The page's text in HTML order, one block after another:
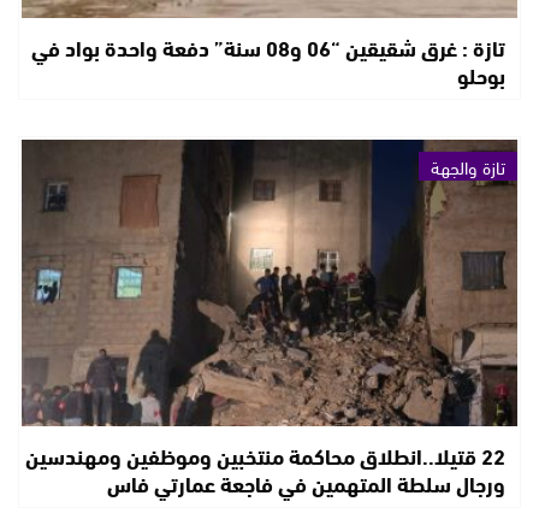
تازة : غرق شقيقين “06 و08 سنة” دفعة واحدة بواد في
بوحلو
تازة والجهة
22 قتيلا..انطلاق محاكمة منتخبين وموظفين ومهندسين
ورجال سلطة المتهمين في فاجعة عمارتي فاس